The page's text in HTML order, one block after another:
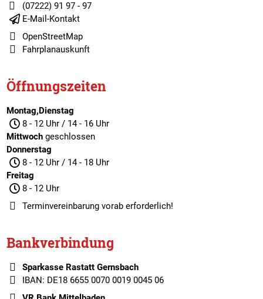
(07222) 91 97 - 97
E-Mail-Kontakt
OpenStreetMap
Fahrplanauskunft
Öffnungszeiten
Montag,Dienstag
8 - 12 Uhr / 14 - 16 Uhr
Mittwochgeschlossen
Donnerstag
8 - 12 Uhr / 14 - 18 Uhr
Freitag
8 - 12 Uhr
Terminvereinbarungvorab erforderlich!
Bankverbindung
Sparkasse Rastatt Gernsbach
IBAN: DE18 6655 0070 0019 0045 06